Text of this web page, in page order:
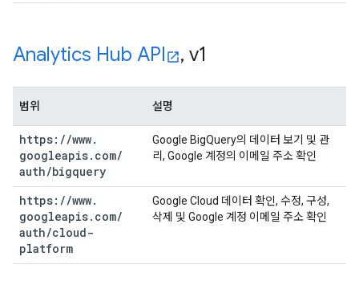
Analytics Hub API , v1
범위 설명
https: //www.
googleapis. com/
auth/bigquery
Google BigQuery의 데이터 보기 및 관
리, Google 계정의 이메일 주소 확인
https: //www.
googleapis. com/
auth/cloud-
platform
Google Cloud 데이터 확인, 수정, 구성,
삭제 및 Google 계정 이메일 주소 확인